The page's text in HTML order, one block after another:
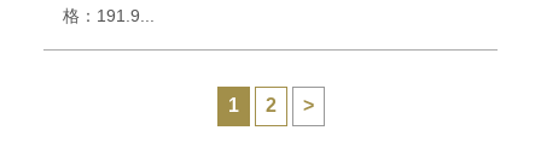
格：191.9...
1 2 >